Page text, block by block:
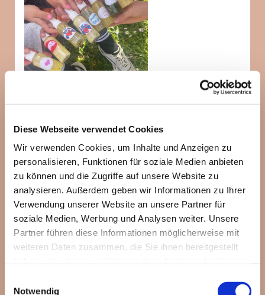
Diese Webseite verwendet Cookies
Wir verwenden Cookies, um Inhalte und Anzeigen zu
personalisieren, Funktionen für soziale Medien anbieten
zu können und die Zugriffe auf unsere Website zu
analysieren. Außerdem geben wir Informationen zu Ihrer
Verwendung unserer Website an unsere Partner für
soziale Medien, Werbung und Analysen weiter. Unsere
Partner führen diese Informationen möglicherweise mit
weiteren Daten zusammen, die Sie ihnen bereitgestellt
Notwendig